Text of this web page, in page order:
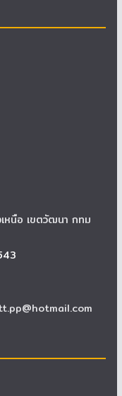
นือ เขตวัฒนา กทม